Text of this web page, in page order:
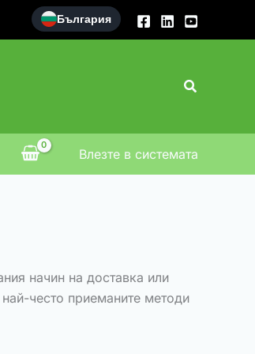
България
Search
Влезте в системата
начин на доставка или
често приеманите методи